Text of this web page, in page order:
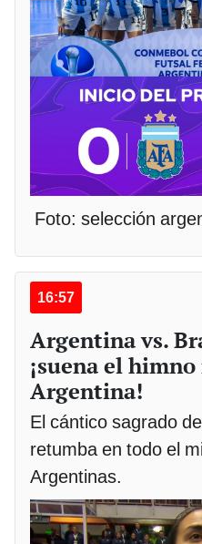
Foto: selección
16:57
Argentina vs.
¡suena el
Argentina!
El cántico sagrado
retumba en todo el
Argentinas.